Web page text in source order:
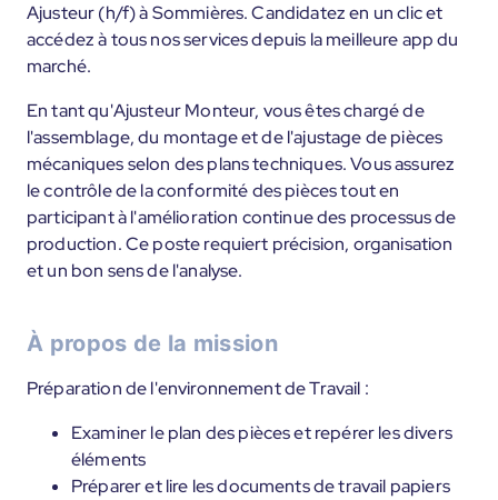
Ajusteur (h/f) à Sommières. Candidatez en un clic et
accédez à tous nos services depuis la meilleure app du
marché.
En tant qu'Ajusteur Monteur, vous êtes chargé de
l'assemblage, du montage et de l'ajustage de pièces
mécaniques selon des plans techniques. Vous assurez
le contrôle de la conformité des pièces tout en
participant à l'amélioration continue des processus de
production. Ce poste requiert précision, organisation
et un bon sens de l'analyse.
À propos de la mission
Préparation de l'environnement de Travail :
Examiner le plan des pièces et repérer les divers
éléments
Préparer et lire les documents de travail papiers